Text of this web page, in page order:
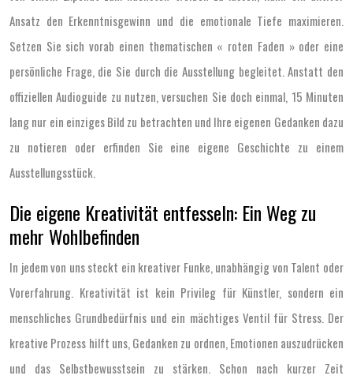
Ansatz den Erkenntnisgewinn und die emotionale Tiefe maximieren.
Setzen Sie sich vorab einen thematischen « roten Faden » oder eine
persönliche Frage, die Sie durch die Ausstellung begleitet. Anstatt den
offiziellen Audioguide zu nutzen, versuchen Sie doch einmal, 15 Minuten
lang nur ein einziges Bild zu betrachten und Ihre eigenen Gedanken dazu
zu notieren oder erfinden Sie eine eigene Geschichte zu einem
Ausstellungsstück.
Die eigene Kreativität entfesseln: Ein Weg zu
mehr Wohlbefinden
In jedem von uns steckt ein kreativer Funke, unabhängig von Talent oder
Vorerfahrung. Kreativität ist kein Privileg für Künstler, sondern ein
menschliches Grundbedürfnis und ein mächtiges Ventil für Stress. Der
kreative Prozess hilft uns, Gedanken zu ordnen, Emotionen auszudrücken
und das Selbstbewusstsein zu stärken. Schon nach kurzer Zeit